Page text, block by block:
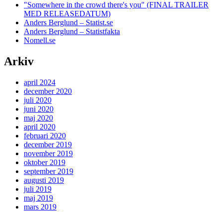
"Somewhere in the crowd there's you" (FINAL TRAILER
MED RELEASEDATUM)
Anders Berglund – Statist.se
Anders Berglund – Statistfakta
Nomell.se
Arkiv
april 2024
december 2020
juli 2020
juni 2020
maj 2020
april 2020
februari 2020
december 2019
november 2019
oktober 2019
september 2019
augusti 2019
juli 2019
maj 2019
mars 2019